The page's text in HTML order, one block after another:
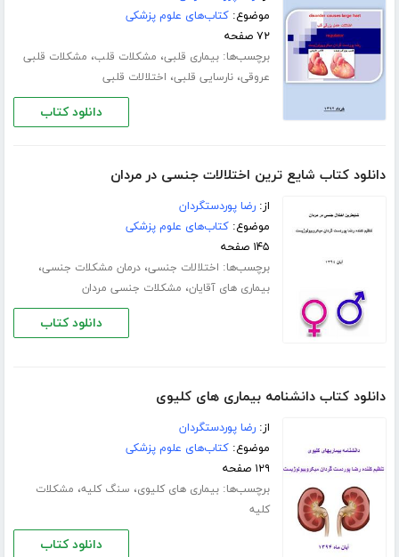
موضوع:کتاب‌های علوم پزشکی
۷۲ صفحه
برچسب‌ها:بیماری قلبی، مشکلات قلب، مشکلات قلبی
عروقی،نارسایی قلبی، اختلالات قلبی
دانلود کتاب
دانلود کتاب شایع ترین اختلالات جنسی در مردان
از:رضا پوردستگردان
موضوع:کتاب‌های علوم پزشکی
۱۴۵ صفحه
برچسب‌ها: اختلالات جنسی،درمان مشکلات جنسی،
بیماری های آقایان، مشکلات جنسی مردان
دانلود کتاب
دانلود کتاب دانشنامه بیماری های کلیوی
از:رضا پوردستگردان
موضوع:کتاب‌های علوم پزشکی
۱۲۹ صفحه
برچسب‌ها:بیماری های کلیوی، سنگ کلیه، مشکلات
کلیه
دانلود کتاب